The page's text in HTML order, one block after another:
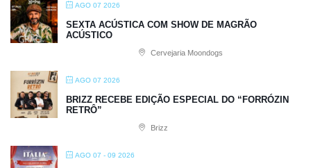
AGO 07 2026
SEXTA ACÚSTICA COM SHOW DE MAGRÃO
ACÚSTICO
Cervejaria Moondogs
AGO 07 2026
BRIZZ RECEBE EDIÇÃO ESPECIAL DO “FORRÓZIN
RETRÔ”
Brizz
AGO 07 - 09 2026